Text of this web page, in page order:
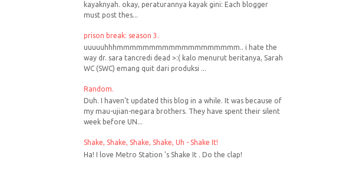
kayaknyah. okay, peraturannya kayak gini: Each blogger
must post thes...
prison break: season 3.
uuuuuhhhmmmmmmmmmmmmmmmmmmm.. i hate the
way dr. sara tancredi dead >:( kalo menurut beritanya, Sarah
WC (SWC) emang quit dari produksi ...
Random.
Duh. I haven't updated this blog in a while. It was because of
my mau-ujian-negara brothers. They have spent their silent
week before UN...
Shake, Shake, Shake, Shake, Uh - Shake It!
Ha! I love Metro Station 's Shake It . Do the clap!